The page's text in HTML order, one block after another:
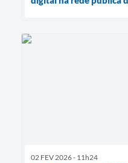
02 FEV 2026 - 11h24